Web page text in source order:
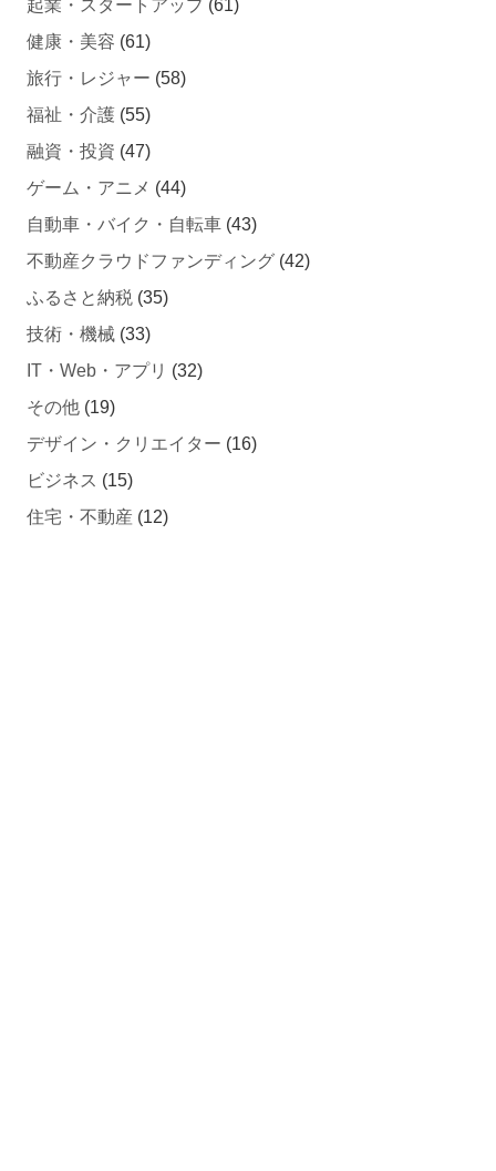
健康・美容 (61)
旅行・レジャー
福祉・介護(55)
融資・投資 (47)
ゲーム・アニメ
自動車・バイク・自転車
不動産クラウドファンディング
ふるさと納税 (35)
技術・機械(33)
IT・Web・アプリ
その他(19)
デザイン・クリエイター
ビジネス (15)
住宅・不動産